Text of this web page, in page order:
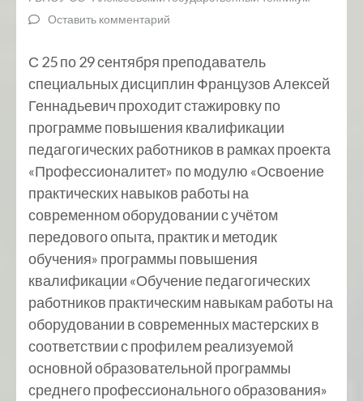
Оставить комментарий
С 25 по 29 сентября преподаватель
специальных дисциплин Французов Алексей
Геннадьевич проходит стажировку по
программе повышения квалификации
педагогических работников в рамках проекта
«Профессионалитет» по модулю «Освоение
практических навыков работы на
современном оборудовании с учётом
передового опыта, практик и методик
обучения» программы повышения
квалификации «Обучение педагогических
работников практическим навыкам работы на
оборудовании в современных мастерских в
соответствии с профилем реализуемой
основной образовательной программы
среднего профессионального образования»